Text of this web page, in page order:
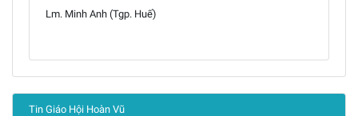
Lm. Minh Anh (Tgp. Huế)
Tin Giáo Hội Hoàn Vũ